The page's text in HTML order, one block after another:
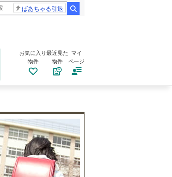
ばあちゃる引退
お気に入り
物件
最近見た
物件
マイ
ページ